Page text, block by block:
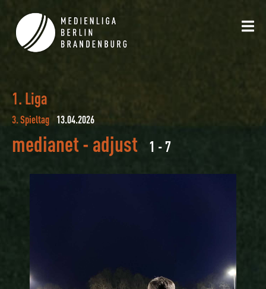
1. Liga
3. Spieltag 13.04.2026
medianet- adjust 1 - 7